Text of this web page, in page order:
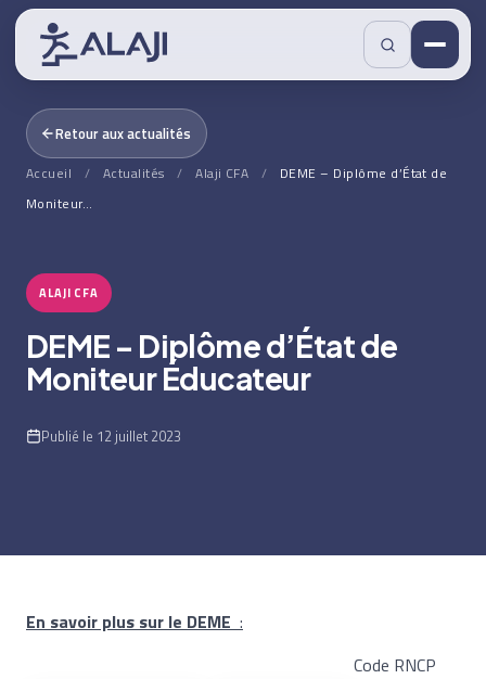
Retour aux actualités
Accueil / Actualités / Alaji CFA /
DEME – Diplôme d’État de
Moniteur…
ALAJI CFA
DEME – Diplôme d’État de
Moniteur Éducateur
Publié le 12 juillet 2023
En savoir plus sur le DEME :
Code RNCP